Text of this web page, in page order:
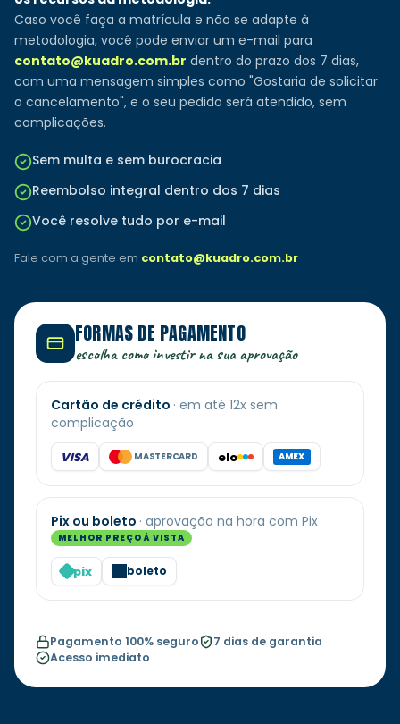
Caso você faça a matrícula e não se adapte à
metodologia, você pode enviar um e-mail para
contato@kuadro.com.br dentro do prazo dos 7 dias,
com uma mensagem simples como "Gostaria de solicitar
o cancelamento", e o seu pedido será atendido, sem
complicações.
Sem multa e sem burocracia
Reembolso integral dentro dos 7 dias
Você resolve tudo por e-mail
Fale com a gente em contato@kuadro.com.br
FORMAS DE PAGAMENTO
escolha como investir na sua aprovação
Cartão de crédito · em até 12x sem
complicação
VISA MASTERCARD elo AMEX
Pix ou boleto · aprovação na hora com Pix
MELHOR PREÇO À VISTA
pix boleto
Pagamento 100% seguro
7 dias de garantia
Acesso imediato